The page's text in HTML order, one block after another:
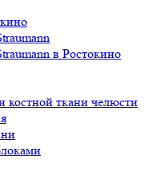
в Ростокино
ткани челюсти